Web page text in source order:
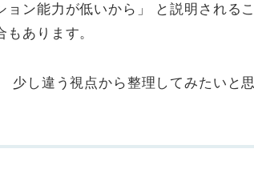
ン能力が低いから」 と説明されるこ
あります。
少し違う視点から整理してみたいと思